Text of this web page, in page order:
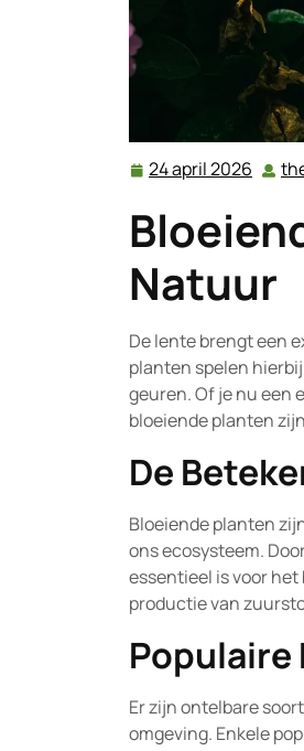
24 april 2026 24
2026
Natuur
De lente brengt een
planten spelen
geuren. Of je nu een
bloeiende planten
De
Bloeiende planten
ons ecosysteem.
essentieel is voor
productie van
Er zijn ontelbare
omgeving. Enkele